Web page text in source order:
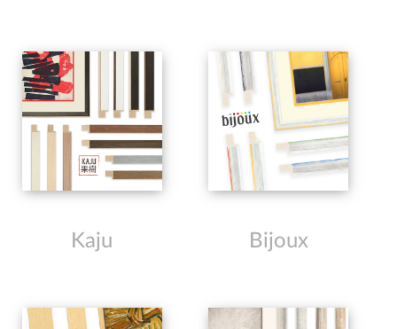
Kaju Bijoux